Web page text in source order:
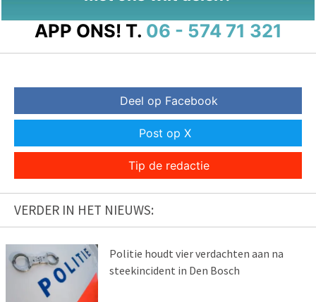
APP ONS! T. 06 - 574 71 321
Deel op Facebook
Post op X
Tip de redactie
VERDER IN HET NIEUWS:
Politie houdt vier verdachten aan na
steekincident in Den Bosch